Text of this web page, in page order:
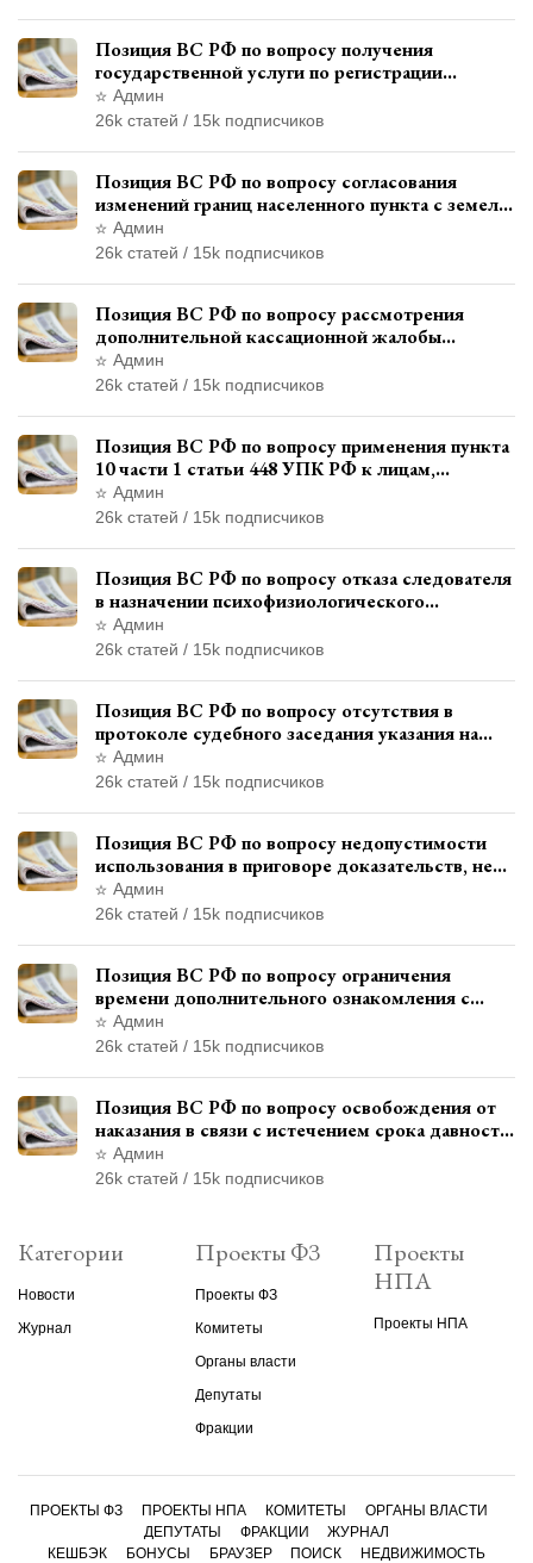
Позиция ВС РФ по вопросу получения
государственной услуги по регистрации
транспортного средства через представителя
Админ
26k статей / 15k подписчиков
Позиция ВС РФ по вопросу согласования
изменений границ населенного пункта с земель
лесного фонда
Админ
26k статей / 15k подписчиков
Позиция ВС РФ по вопросу рассмотрения
дополнительной кассационной жалобы
адвоката в кассационной инстанции
Админ
26k статей / 15k подписчиков
Позиция ВС РФ по вопросу применения пункта
10 части 1 статьи 448 УПК РФ к лицам,
уволенным из следственных органов
Админ
26k статей / 15k подписчиков
Позиция ВС РФ по вопросу отказа следователя
в назначении психофизиологического
исследования показаний обвиняемой с
использованием полиграфа
Админ
26k статей / 15k подписчиков
Позиция ВС РФ по вопросу отсутствия в
протоколе судебного заседания указания на
возможность выступления в прениях сторон
при наличии аудиозаписи
Админ
26k статей / 15k подписчиков
Позиция ВС РФ по вопросу недопустимости
использования в приговоре доказательств, не
исследованных в судебном заседании
Админ
26k статей / 15k подписчиков
Позиция ВС РФ по вопросу ограничения
времени дополнительного ознакомления с
материалами уголовного дела
Админ
26k статей / 15k подписчиков
Позиция ВС РФ по вопросу освобождения от
наказания в связи с истечением срока давности
уголовного преследования
Админ
26k статей / 15k подписчиков
Категории
Новости
Журнал
Проекты ФЗ
Проекты ФЗ
Комитеты
Органы власти
Депутаты
Фракции
Проекты
НПА
Проекты НПА
ПРОЕКТЫ ФЗ ПРОЕКТЫ НПА КОМИТЕТЫ
ОРГАНЫ ВЛАСТИ
ДЕПУТАТЫ
ФРАКЦИИ
ЖУРНАЛ
КЕШБЭК
БОНУСЫ БРАУЗЕР ПОИСК НЕДВИЖИМОСТЬ